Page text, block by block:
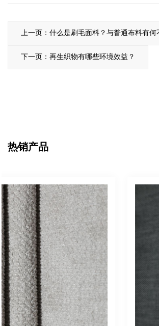
上一页：什么是刷毛面料？与普通布料有何
下一页：再生织物有哪些环境效益？
热销产品